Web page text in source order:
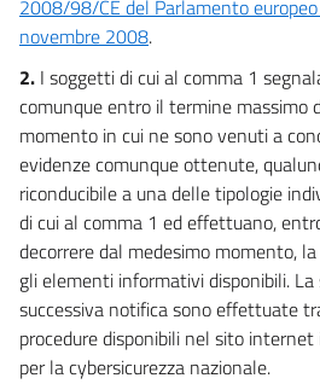
2008/98/CE del Parlamento
novembre 2008.
2. I soggetti di cui al comma 1
comunque entro il termine massimo
momento in cui ne sono venuti a
evidenze comunque ottenute,
riconducibile a una delle tipologie
di cui al comma 1 ed effettuano,
decorrere dal medesimo momento,
gli elementi informativi disponibili.
successiva notifica sono effettuate
procedure disponibili nel sito
per la cybersicurezza nazionale.